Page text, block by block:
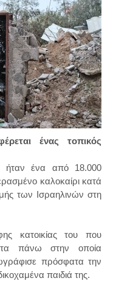
ένας τοπικός
ήταν ένα από 18.000
καλοκαίρι κατά
των Ισραηλινών στη
κατοικίας του που
πάνω στην οποία
πρόσφατα την
παιδιά της.